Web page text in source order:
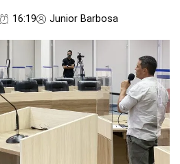
16:19 Junior Barbosa